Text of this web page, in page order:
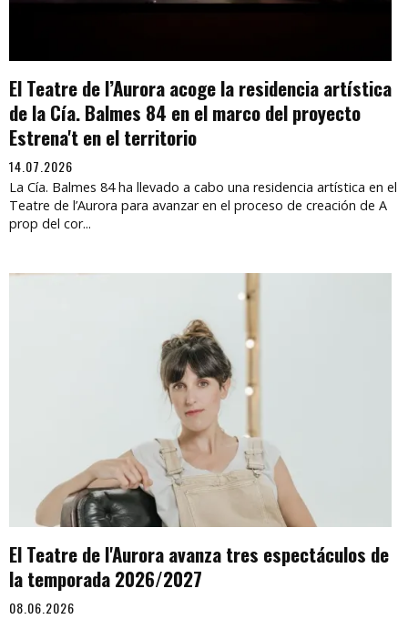
El Teatre de l’Aurora acoge la residencia artística
de la Cía. Balmes 84 en el marco del proyecto
Estrena't en el territorio
14.07.2026
La Cía. Balmes 84 ha llevado a cabo una residencia artística en el
Teatre de l’Aurora para avanzar en el proceso de creación de A
prop del cor...
El Teatre de l'Aurora avanza tres espectáculos de
la temporada 2026/2027
08.06.2026